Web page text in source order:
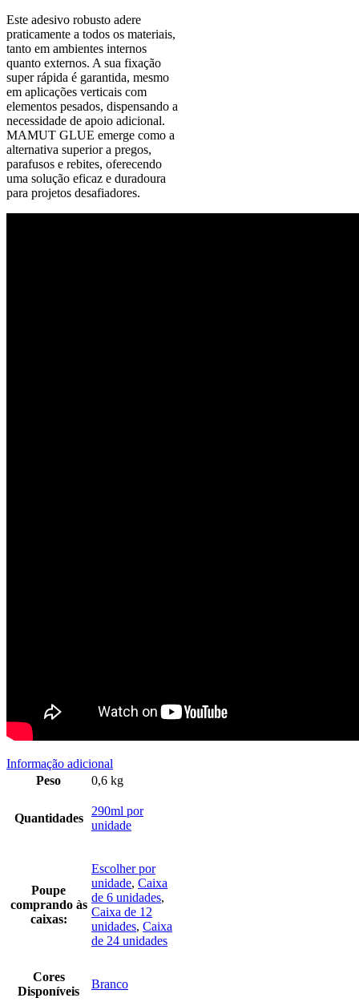
Este adesivo robusto adere
praticamente a todos os materiais,
tanto em ambientes internos
quanto externos. A sua fixação
super rápida é garantida, mesmo
em aplicações verticais com
elementos pesados, dispensando a
necessidade de apoio adicional.
MAMUT GLUE emerge como a
alternativa superior a pregos,
parafusos e rebites, oferecendo
uma solução eficaz e duradoura
para projetos desafiadores.
Informação adicional
Peso
0,6 kg
Quantidades
290ml por
unidade
Poupe
comprando às
caixas:
Escolher por
unidade, Caixa
de 6 unidades,
Caixa de 12
unidades, Caixa
de 24 unidades
Cores
Disponíveis
Branco